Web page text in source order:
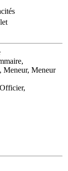
Meneur, Meneur